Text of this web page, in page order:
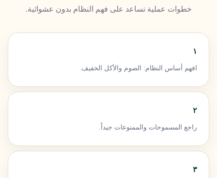
خطوات عملية تساعد على فهم النظام بدون عشوائية.
١
افهم أساس النظام: الصوم والأكل الخفيف.
٢
راجع المسموحات والممنوعات جيداً.
٣